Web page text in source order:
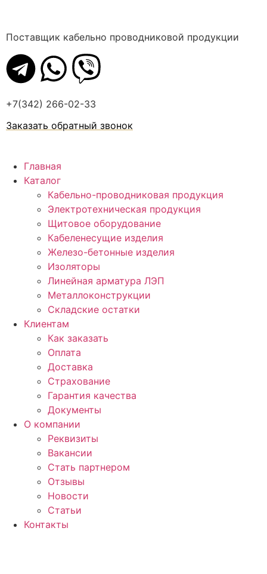
Поставщик кабельно проводниковой продукции
+7(342) 266-02-33
Заказать обратный звонок
Главная
Каталог
Кабельно-проводниковая продукция
Электротехническая продукция
Щитовое оборудование
Кабеленесущие изделия
Железо-бетонные изделия
Изоляторы
Линейная арматура ЛЭП
Металлоконструкции
Складские остатки
Клиентам
Как заказать
Оплата
Доставка
Страхование
Гарантия качества
Документы
О компании
Реквизиты
Вакансии
Стать партнером
Отзывы
Новости
Статьи
Контакты